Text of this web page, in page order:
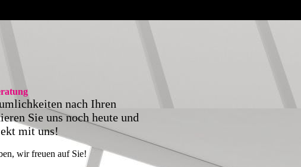
nach Ihren
Sie uns noch heute und
mit uns!
wir freuen auf Sie!